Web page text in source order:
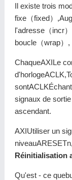
Il existe trois
fixe（fixed）
l'adresse（incr
boucle（wrap）,
ChaqueAXILe
signaux de
ascendant.
AXIUtiliser un
niveauARESETn,
Réinitialisation
Qu'est - ce